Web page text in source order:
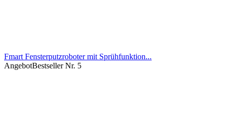
Fmart Fensterputzroboter mit Sprühfunktion...
AngebotBestseller Nr. 5